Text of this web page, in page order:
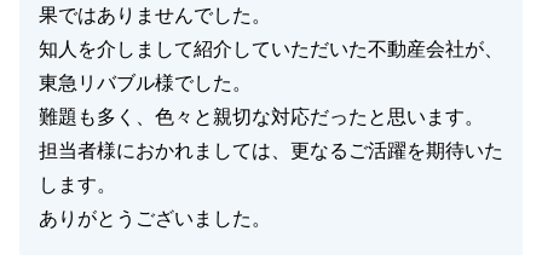
お時間を要してしまい大変恐縮ですが、お引渡しを迎
えられて嬉しく思います。
遠方にお住まいですが、又、お手伝いができることが
ございましたら、是非お声がけ下さい。今後とも宜し
くお願い申し上げます。
果ではありませんでした。
知人を介しまして紹介していただいた不動産会社が、
東急リバブル様でした。
難題も多く、色々と親切な対応だったと思います。
担当者様におかれましては、更なるご活躍を期待いた
します。
ありがとうございました。